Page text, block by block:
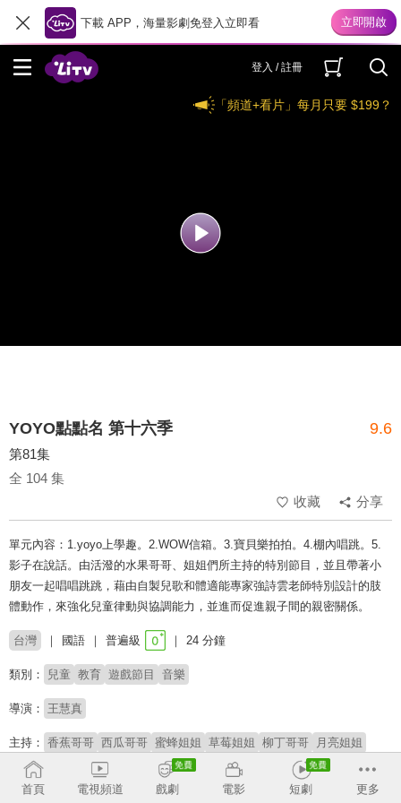
下載 APP，海量影劇免登入立即看
登入 / 註冊
「頻道+看片」每月只要 $199？
YOYO點點名 第十六季 9.6
第81集
全 104 集
收藏
分享
單元內容：1.yoyo上學趣。2.WOW信箱。3.寶貝樂拍拍。4.棚內唱跳。5.
影子在說話。由活潑的水果哥哥、姐姐們所主持的特別節目，並且帶著小
朋友一起唱唱跳跳，藉由自製兒歌和體適能專家強詩雲老師特別設計的肢
體動作，來強化兒童律動與協調能力，並進而促進親子間的親密關係。
台灣 國語 普遍級 24 分鐘
類別： 兒童 教育 遊戲節目 音樂
導演： 王慧真
主持： 香蕉哥哥 西瓜哥哥 蜜蜂姐姐 草莓姐姐 柳丁哥哥
月亮姐姐
太陽哥哥 彩虹姐姐 雲朵姐姐 杰希哥哥 橘子姐姐
KIWI姐姐
櫻桃姐姐 番茄姐姐 YOYOMAN家族 阿嗚
首頁 電視頻道 戲劇 電影 短劇 更多